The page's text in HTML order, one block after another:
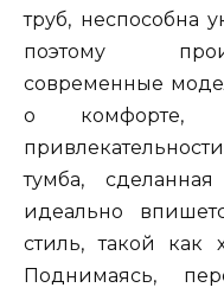
труб, неспособна
поэтому
современные
о
комфорте,
привлекательности
тумба, сделанная
идеально
стиль,такой как
Поднимаясь,